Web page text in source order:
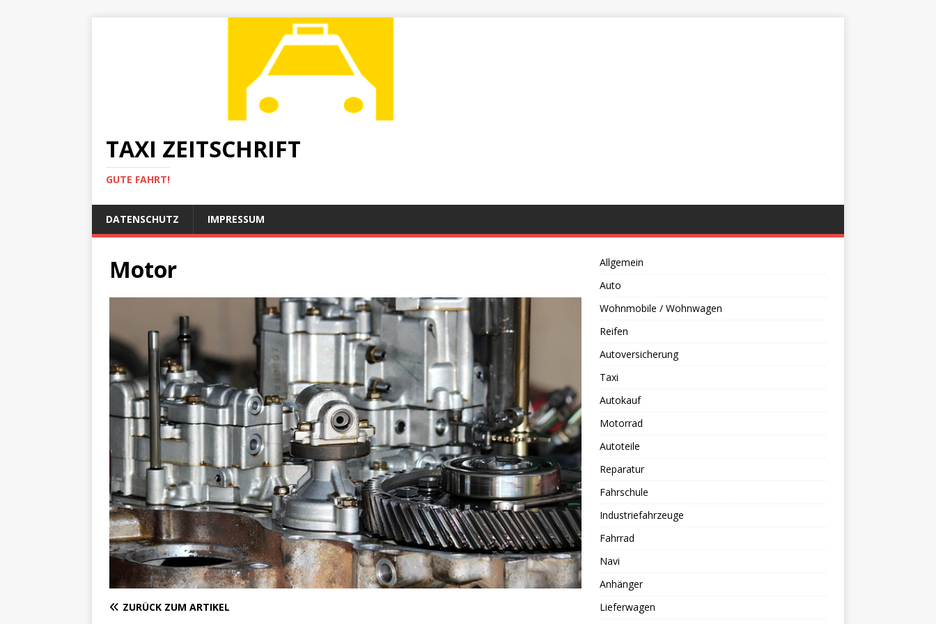
TAXI ZEITSCHRIFT
GUTE FAHRT!
DATENSCHUTZ IMPRESSUM
Motor
ZURÜCK ZUM ARTIKEL
Allgemein
Auto
Wohnmobile / Wohnwagen
Reifen
Autoversicherung
Taxi
Autokauf
Motorrad
Autoteile
Reparatur
Fahrschule
Industriefahrzeuge
Fahrrad
Navi
Anhänger
Lieferwagen